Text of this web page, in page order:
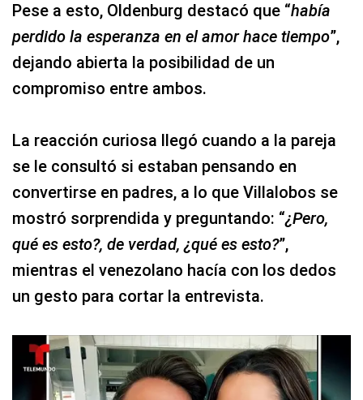
Pese a esto, Oldenburg destacó que “había
perdido la esperanza en el amor hace tiempo”,
dejando abierta la posibilidad de un
compromiso entre ambos.
La reacción curiosa llegó cuando a la pareja
se le consultó si estaban pensando en
convertirse en padres, a lo que Villalobos se
mostró sorprendida y preguntando: “¿Pero,
qué es esto?, de verdad, ¿qué es esto?”,
mientras el venezolano hacía con los dedos
un gesto para cortar la entrevista.